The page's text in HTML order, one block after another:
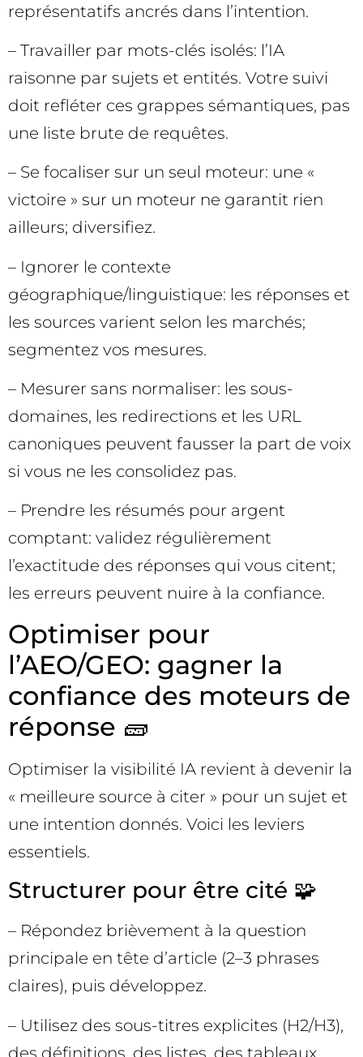
représentatifs ancrés dans l’intention.
– Travailler par mots-clés isolés: l’IA
raisonne par sujets et entités. Votre suivi
doit refléter ces grappes sémantiques, pas
une liste brute de requêtes.
– Se focaliser sur un seul moteur: une «
victoire » sur un moteur ne garantit rien
ailleurs; diversifiez.
– Ignorer le contexte
géographique/linguistique: les réponses et
les sources varient selon les marchés;
segmentez vos mesures.
– Mesurer sans normaliser: les sous-
domaines, les redirections et les URL
canoniques peuvent fausser la part de voix
si vous ne les consolidez pas.
– Prendre les résumés pour argent
comptant: validez régulièrement
l’exactitude des réponses qui vous citent;
les erreurs peuvent nuire à la confiance.
Optimiser pour
l’AEO/GEO: gagner la
confiance des moteurs de
réponse 🧱
Optimiser la visibilité IA revient à devenir la
« meilleure source à citer » pour un sujet et
une intention donnés. Voici les leviers
essentiels.
Structurer pour être cité 🧩
– Répondez brièvement à la question
principale en tête d’article (2–3 phrases
claires), puis développez.
– Utilisez des sous-titres explicites (H2/H3),
des définitions, des listes, des tableaux